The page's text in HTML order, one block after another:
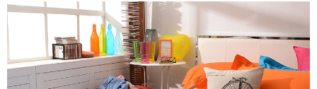
購買商品的店家。未經商家同意取消之訂單仍視為有效，需透過AFTEE先享
後付繳納相關費用。
※ 交易是否成功請以「AFTEE先享後付 」之結帳頁面顯示為準，若有關於
是否繳費成功／繳費後需取消欲退款等相關疑問，請聯繫「AFTEE先享後付
客戶支援中心」https://netprotections.freshdesk.com/support/home
【注意事項】